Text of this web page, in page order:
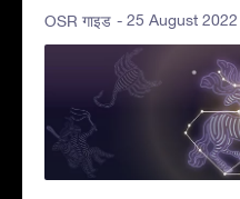
OSR गाइड - 25 August 2022